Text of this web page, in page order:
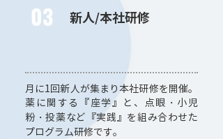
03 新人/本社研修
月に1回新人が集まり本社研修を開催。
薬に関する『座学』と、点眼・小児
粉・投薬など『実践』を組み合わせた
プログラム研修です。